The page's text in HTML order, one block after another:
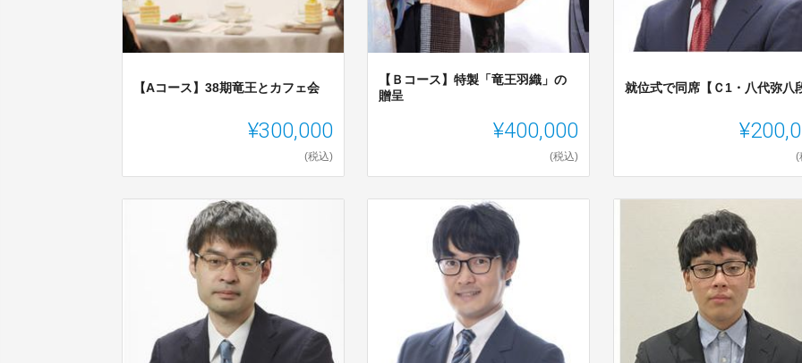
【Aコース】38期竜王とカフェ会
¥300,000
(税込)
【Ｂコース】特製「竜王羽織」の
贈呈
¥400,000
(税込)
就位式で同席【Ｃ1・八代弥八
(